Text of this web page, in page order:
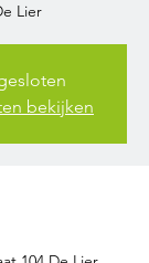
Lier
bekijken